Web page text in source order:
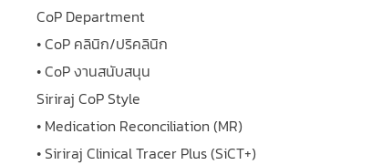
CoP Department
• CoP คลินิก/ปริคลินิก
• CoP งานสนับสนุน
Siriraj CoP Style
• Medication Reconciliation (MR)
• Siriraj Clinical Tracer Plus (SiCT+)